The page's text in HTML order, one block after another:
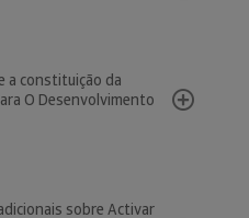
a constituição da
O Desenvolvimento
sobre Activar